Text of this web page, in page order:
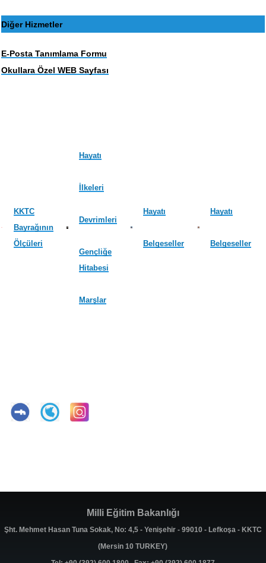
Diğer Hizmetler
E-Posta Tanımlama Formu
Okullara Özel WEB Sayfası
KKTC
Bayrağının
Ölçüleri
Hayatı
İlkeleri
Devrimleri
Gençliğe
Hitabesi
Marşlar
Hayatı
Belgeseller
Hayatı
Belgeseller
Milli Eğitim Bakanlığı
Şht. Mehmet Hasan Tuna Sokak, No: 4,5 - Yenişehir - 99010 - Lefkoşa - KKTC
(Mersin 10 TURKEY)